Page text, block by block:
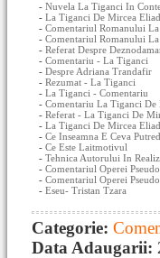
- Nuvela La Tiganci In
- La Tiganci De Mircea
- Comentariul Romanului
- Comentariul Romanului
- Referat Despre
- Comentariu - La Tiganci
- Despre Adriana Trandafir
- Rezumat - La Tiganci
- La Tiganci - Comentariu
- Comentariu La Tiganci De
- Referat - La Tiganci De
- La Tiganci De Mircea
- Ce Inseamna E Ceva
- Ce Este Laitmotivul
- Tehnica Autorului In
- Comentariul Operei
- Comentariul Operei
- Eseu- Tristan Tzara
Categorie:
Data Adaugarii: